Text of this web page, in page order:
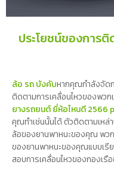
ประโยชน์ของการ
ล้อ รถ บังคับหากคุณกำลังจัด
ติดตามการเคลื่อนไหวของพว
ยางรถยนต์ ยี่ห้อไหนดี 2566
คุณทำเช่นนั้นได้ ตัวติดตามเห
ล้อของยานพาหนะของคุณ พวก
ของยานพาหนะของคุณแบบเรี
สอบการเคลื่อนไหวของกองเ